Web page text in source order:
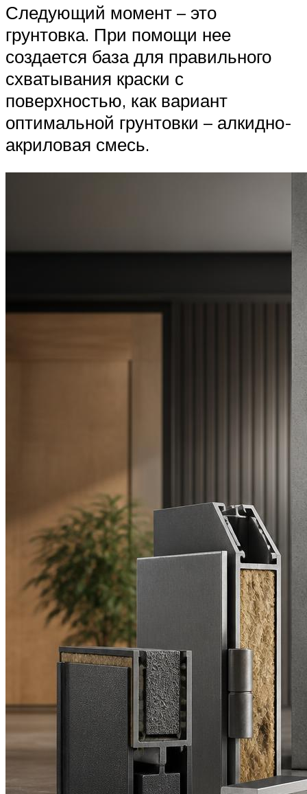
Следующий момент – это
грунтовка. При помощи нее
создается база для правильного
схватывания краски с
поверхностью, как вариант
оптимальной грунтовки – алкидно-
акриловая смесь.